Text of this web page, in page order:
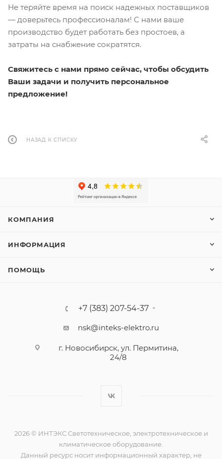
Не теряйте время на поиск надежных поставщиков
— доверьтесь профессионалам! С нами ваше
производство будет работать без простоев, а
затраты на снабжение сократятся.
Свяжитесь с нами прямо сейчас, чтобы обсудить
Ваши задачи и получить персональное
предложение!
НАЗАД К СПИСКУ
КОМПАНИЯ
ИНФОРМАЦИЯ
ПОМОЩЬ
+7 (383) 207-54-37
nsk@inteks-elektro.ru
г. Новосибирск, ул. Пермитина,
24/8
2026 © ИНТЭКС Светотехническое, электротехническое и
климатическое оборудование.
Данный ресурс носит информационный характер, не